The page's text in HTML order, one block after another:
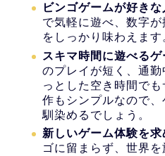
ビンゴゲームが好きな
で気軽に遊べ、数字
をしっかり味わえます
スキマ時間に遊べる
のプレイが短く、通
っとした空き時間で
作もシンプルなので
馴染めるでしょう。
新しいゲーム体験を求
ゴに留まらず、世界